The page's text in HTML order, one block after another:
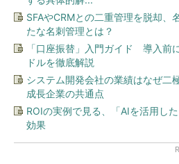
SFAやCRMとの二重管理を脱却、
たな名刺管理とは？
「口座振替」入門ガイド 導入前
ドルを徹底解説
システム開発会社の業績はなぜ
成長企業の共通点
ROIの実例で見る、「AIを活用し
効果